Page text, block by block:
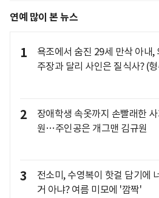
연예 많이 본 뉴스
1
욕조에서 숨진 29세 만삭 아내,
주장과 달리 사인은 질식사? (
2
장애학생 속옷까지 손빨래한
원…주인공은 개그맨 김규원
3
전소미, 수영복이 핫걸 담기에
거 아냐? 여름 미모에 '깜짝'